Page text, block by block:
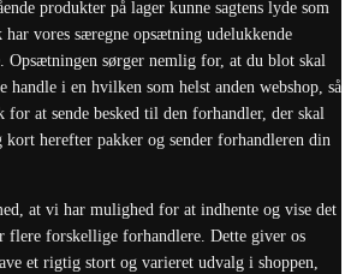
produkter på lager kunne sagtens lyde som
vores særegne opsætning udelukkende
Opsætningen sørger nemlig for, at du blot skal
handle i en hvilken som helst anden webshop, så
for at sende besked til den forhandler, der skal
kort herefter pakker og sender forhandleren din
at vi har mulighed for at indhente og vise det
flere forskellige forhandlere. Dette giver os
et rigtig stort og varieret udvalg i shoppen,